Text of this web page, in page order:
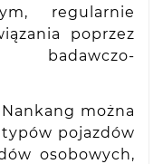
regularnie
poprzez
badawczo-
można
pojazdów
osobowych,